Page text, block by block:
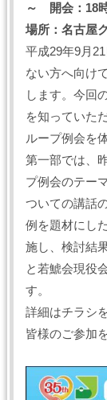
～ 開会：18
場所：名古屋
平成29年9月
ない方へ向け
します。今回
を知っていた
ループ例会を
第一部では、
プ例会のテー
ついての講話
例を題材にし
施し、検討結
と若鯱会現役
す。
詳細はチラシ
皆様のご参加